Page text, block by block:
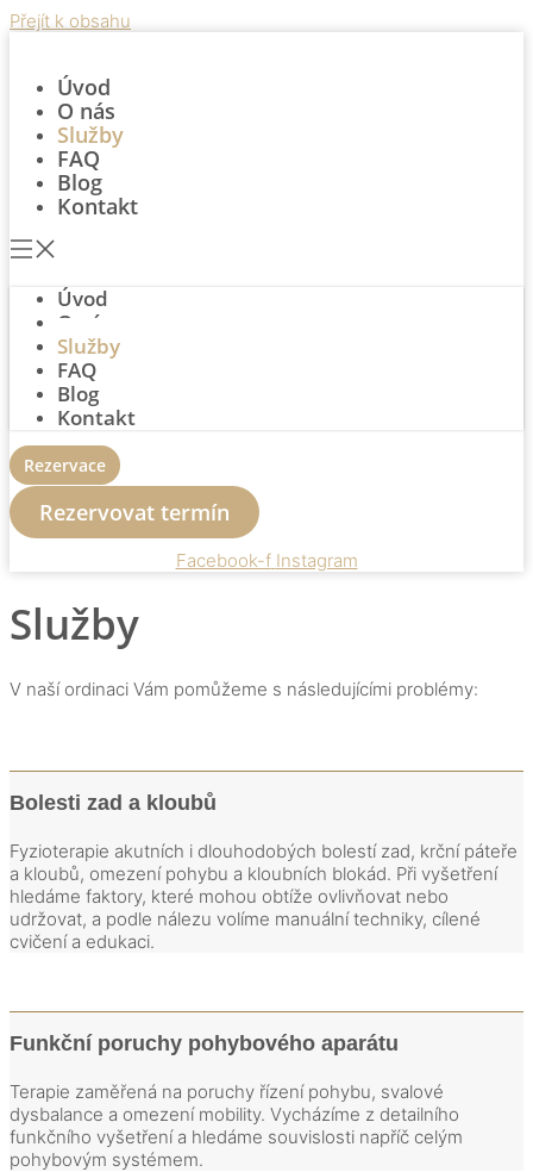
Přejít k obsahu
Úvod
O nás
Služby
FAQ
Blog
Kontakt
Úvod
O nás
Služby
FAQ
Blog
Kontakt
Rezervace
Rezervovat termín
Facebook-f Instagram
Služby
V naší ordinaci Vám pomůžeme s následujícími problémy:
Bolesti zad a kloubů
Fyzioterapie akutních i dlouhodobých bolestí zad, krční páteře
a kloubů, omezení pohybu a kloubních blokád. Při vyšetření
hledáme faktory, které mohou obtíže ovlivňovat nebo
udržovat, a podle nálezu volíme manuální techniky, cílené
cvičení a edukaci.
Funkční poruchy pohybového aparátu
Terapie zaměřená na poruchy řízení pohybu, svalové
dysbalance a omezení mobility. Vycházíme z detailního
funkčního vyšetření a hledáme souvislosti napříč celým
pohybovým systémem.